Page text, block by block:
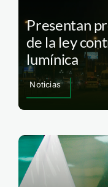
Presentan
de la ley
lumínica
Noticias